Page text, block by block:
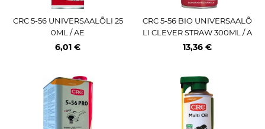
CRC 5-56 UNIVERSAALÕLI 25
0ML / AE
6,01 €
CRC 5-56 BIO UNIVERSAALÕ
LI CLEVER STRAW 300ML / A
E BIOLAGUNEV
13,36 €